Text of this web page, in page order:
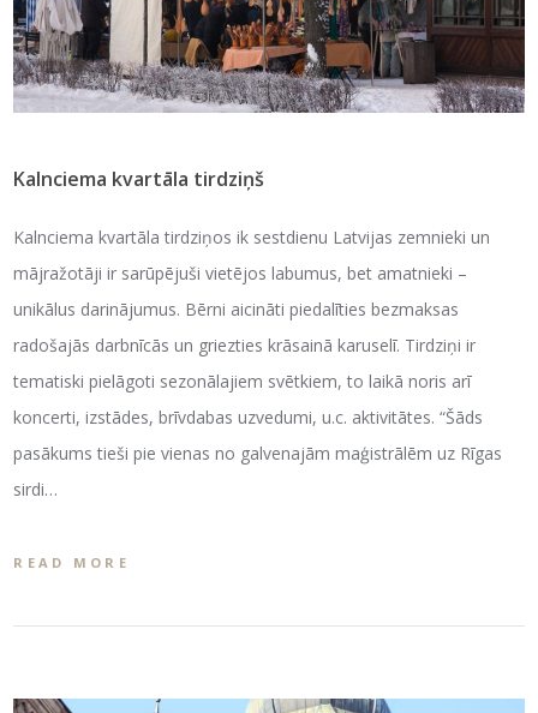
Kalnciema kvartāla tirdziņš
Kalnciema kvartāla tirdziņos ik sestdienu Latvijas zemnieki un
mājražotāji ir sarūpējuši vietējos labumus, bet amatnieki –
unikālus darinājumus. Bērni aicināti piedalīties bezmaksas
radošajās darbnīcās un griezties krāsainā karuselī. Tirdziņi ir
tematiski pielāgoti sezonālajiem svētkiem, to laikā noris arī
koncerti, izstādes, brīvdabas uzvedumi, u.c. aktivitātes. “Šāds
pasākums tieši pie vienas no galvenajām maģistrālēm uz Rīgas
sirdi…
READ MORE